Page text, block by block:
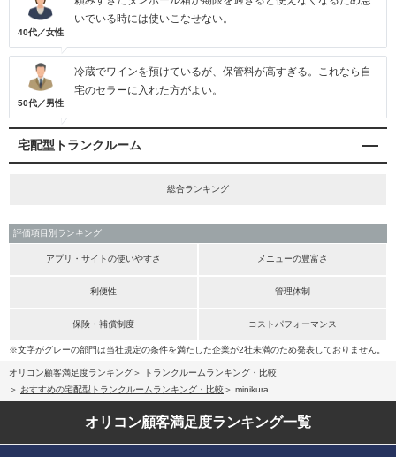
40代／女性
いでいる時には使いこなせない。
50代／男性
冷蔵でワインを預けているが、保管料が高すぎる。これなら自
宅のセラーに入れた方がよい。
宅配型トランクルーム
総合ランキング
評価項目別ランキング
アプリ・サイトの使いやすさ メニューの豊富さ
利便性 管理体制
保険・補償制度 コストパフォーマンス
※文字がグレーの部門は当社規定の条件を満たした企業が2社未満のため発表しておりません。
オリコン顧客満足度ランキング
トランクルームランキング・比較
おすすめの宅配型トランクルームランキング・比較
minikura
オリコン顧客満足度ランキング一覧